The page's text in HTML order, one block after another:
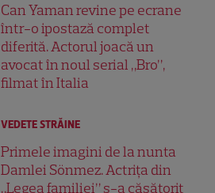
Can Yaman revine pe ecrane
într-o ipostază complet
diferită. Actorul joacă un
avocat în noul serial „Bro”,
filmat în Italia
VEDETE STRĂINE
Primele imagini de la nunta
Damlei Sönmez. Actrița din
„Legea familiei” s-a căsătorit